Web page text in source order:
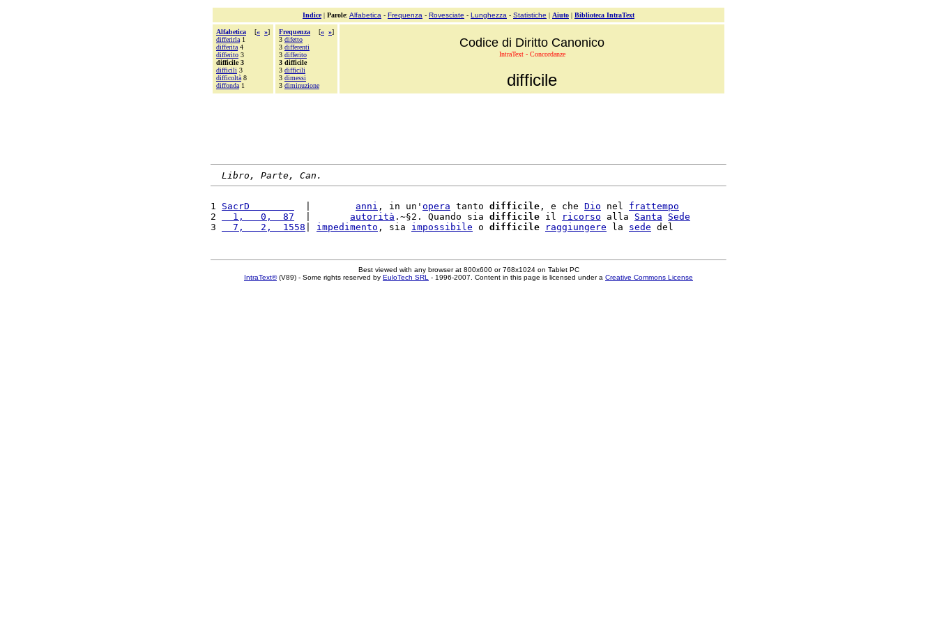
Indice| Parole: Alfabetica - Frequenza - Rovesciate - Lunghezza - Statistiche | Aiuto | Biblioteca IntraText
Alfabetica [« »]
differirla 1
differita 4
differito 3
difficile 3
difficili 3
difficoltà 8
diffonda 1
Frequenza [« »]
3 difetto
3 differenti
3 differito
3 difficile
3 difficili
3 dimessi
3 diminuzione
Codice di Diritto Canonico
IntraText - Concordanze
difficile
Libro, Parte, Can.
1 SacrD anni , in un' opera tanto difficile , e che Dio nel frattempo
2
  1,   0,  87
autorità .~§2. Quando sia difficile il ricorso alla Santa
Sede
3
  7,   2,  1558
impedimento , sia impossibile o difficile raggiungere la sede
Best viewed with any browser at 800x600 or 768x1024 on Tablet PC
IntraText®(V89) - Some rights reserved by EuloTech SRL - 1996-2007. Content in this page is licensed under a Creative Commons License